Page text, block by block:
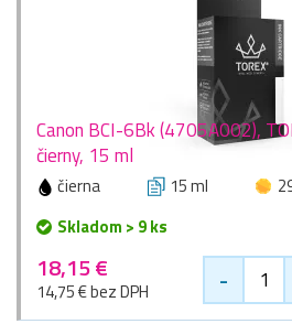
Canon BCI-6Bk (4705A002),
čierny, 15 ml
čierna 15 ml
Skladom > 9 ks
18,15 €
14,75 € bez DPH -